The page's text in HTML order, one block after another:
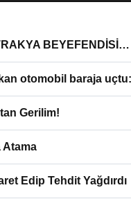
BEYEFENDİSİ…
otomobil baraja uçtu:
Gerilim!
Atama
Edip Tehdit Yağdırdı